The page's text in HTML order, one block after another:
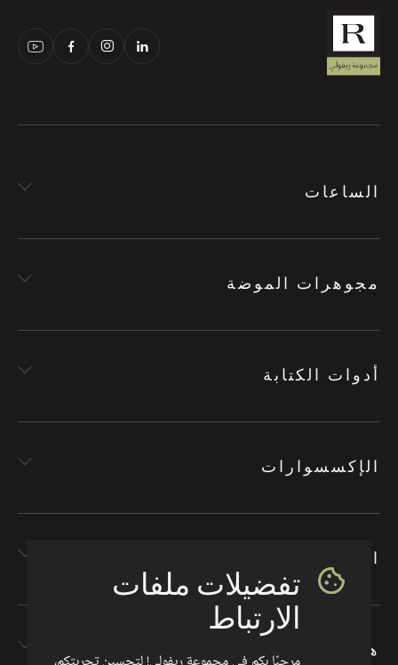
الساعات
مجوهرات الموضة
أدوات الكتابة
الإكسسوارات
هدايا الشركات
تفضيلات ملفات
الارتباط